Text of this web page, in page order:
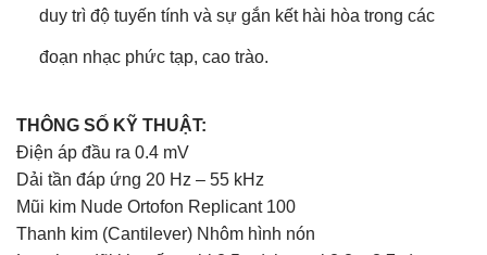
duy trì độ tuyến tính và sự gắn kết hài hòa trong các
đoạn nhạc phức tạp, cao trào.
THÔNG SỐ KỸ THUẬT:
Điện áp đầu ra 0.4 mV
Dải tần đáp ứng 20 Hz – 55 kHz
Mũi kim Nude Ortofon Replicant 100
Thanh kim (Cantilever) Nhôm hình nón